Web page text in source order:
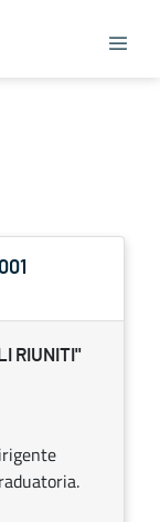
RIUNITI"